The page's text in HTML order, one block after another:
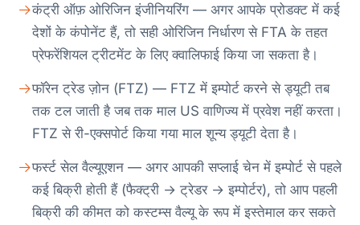
कंट्री ऑफ़ ओरिजिन इंजीनियरिंग — अगर आपके प्रोडक्ट में कई
देशों के कंपोनेंट हैं, तो सही ओरिजिन निर्धारण से FTA के तहत
प्रेफरेंशियल ट्रीटमेंट के लिए क्वालिफाई किया जा सकता है।
फॉरेन ट्रेड ज़ोन (FTZ) — FTZ में इम्पोर्ट करने से ड्यूटी तब
तक टल जाती है जब तक माल US वाणिज्य में प्रवेश नहीं करता।
FTZ से री-एक्सपोर्ट किया गया माल शून्य ड्यूटी देता है।
फर्स्ट सेल वैल्यूएशन — अगर आपकी सप्लाई चेन में इम्पोर्ट से पहले
कई बिक्री होती हैं (फैक्ट्री → ट्रेडर → इम्पोर्टर), तो आप पहली
बिक्री की कीमत को कस्टम्स वैल्यू के रूप में इस्तेमाल कर सकते